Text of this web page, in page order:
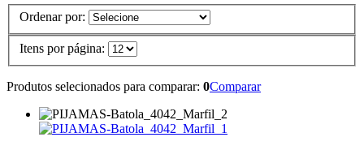
Ordenar por:
Itens por página:
Produtos selecionados para comparar: 0Comparar